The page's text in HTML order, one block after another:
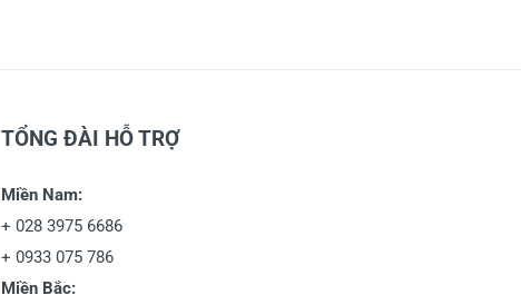
TỔNG ĐÀI HỖ TRỢ
Miền Nam:
+ 028 3975 6686
+ 0933 075 786
Miền Bắc: